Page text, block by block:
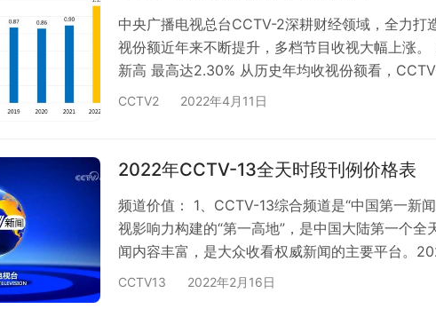
中央广播电视总台CCTV-2深耕财经领域，全力打
视份额近年来不断提升，多档节目收视大幅上涨
新高 最高达2.30% 从历史年均收视份额看，
到0.90%，为2015年以来年收视份额最高；2022
月起月均收视份额连续5个…
CCTV2 2022年4月11日
2022年CCTV-13全天时段刊例价格表
频道价值： 1、CCTV-13综合频道是“中国第一新
视影响力构建的“第一高地”，是中国大陆第一个
闻内容丰富，是大众收看权威新闻的主要平台。
道充分发挥国家媒体责任与义务，成为大众关注的
CCTV13 2022年2月16日